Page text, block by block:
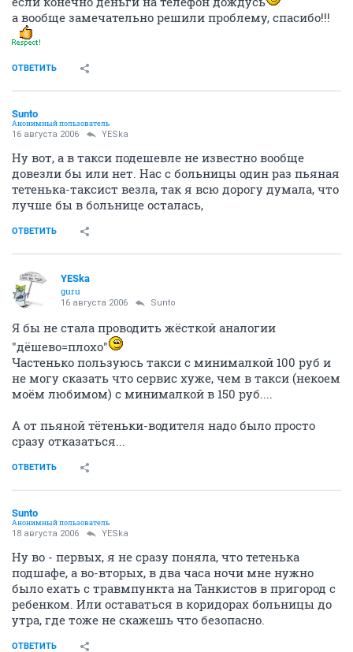
а вообще замечательно решили проблему, спасибо!!!
ОТВЕТИТЬ
Sunto
Анонимный пользователь
16 августа 2006 YESka
Ну вот, а в такси подешевле не известно вообще
довезли бы или нет. Нас с больницы один раз пьяная
тетенька-таксист везла, так я всю дорогу думала, что
лучше бы в больнице осталась,
ОТВЕТИТЬ
YESka
guru
16 августа 2006 Sunto
Я бы не стала проводить жёсткой аналогии
"дёшево=плохо"
Частенько пользуюсь такси с минималкой 100 руб и
не могу сказать что сервис хуже, чем в такси (некоем
моём любимом) с минималкой в 150 руб....
А от пьяной тётеньки-водителя надо было просто
сразу отказаться...
ОТВЕТИТЬ
Sunto
Анонимный пользователь
18 августа 2006 YESka
Ну во - первых, я не сразу поняла, что тетенька
подшафе, а во-вторых, в два часа ночи мне нужно
было ехать с травмпункта на Танкистов в пригород с
ребенком. Или оставаться в коридорах больницы до
утра, где тоже не скажешь что безопасно.
ОТВЕТИТЬ